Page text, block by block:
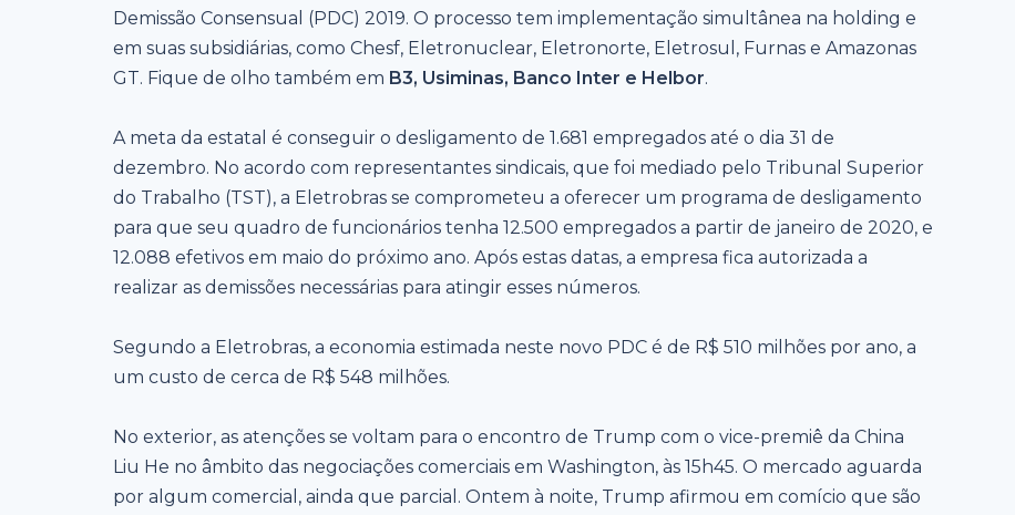
Demissão Consensual (PDC) 2019. O processo tem implementação simultânea na holding e
em suas subsidiárias, como Chesf, Eletronuclear, Eletronorte, Eletrosul, Furnas e Amazonas
GT. Fique de olho também em B3, Usiminas, Banco Inter e Helbor.
A meta da estatal é conseguir o desligamento de 1.681 empregados até o dia 31 de
dezembro. No acordo com representantes sindicais, que foi mediado pelo Tribunal Superior
do Trabalho (TST), a Eletrobras se comprometeu a oferecer um programa de desligamento
para que seu quadro de funcionários tenha 12.500 empregados a partir de janeiro de 2020, e
12.088 efetivos em maio do próximo ano. Após estas datas, a empresa fica autorizada a
realizar as demissões necessárias para atingir esses números.
Segundo a Eletrobras, a economia estimada neste novo PDC é de R$ 510 milhões por ano, a
um custo de cerca de R$ 548 milhões.
No exterior, as atenções se voltam para o encontro de Trump com o vice-premiê da China
Liu He no âmbito das negociações comerciais em Washington, às 15h45. O mercado aguarda
por algum comercial, ainda que parcial. Ontem à noite, Trump afirmou em comício que são